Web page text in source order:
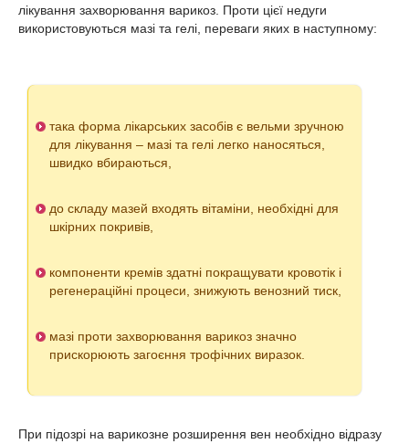
лікування захворювання варикоз. Проти цієї недуги
використовуються мазі та гелі, переваги яких в наступному:
така форма лікарських засобів є вельми зручною
для лікування – мазі та гелі легко наносяться,
швидко вбираються,
до складу мазей входять вітаміни, необхідні для
шкірних покривів,
компоненти кремів здатні покращувати кровотік і
регенераційні процеси, знижують венозний тиск,
мазі проти захворювання варикоз значно
прискорюють загоєння трофічних виразок.
При підозрі на варикозне розширення вен необхідно відразу